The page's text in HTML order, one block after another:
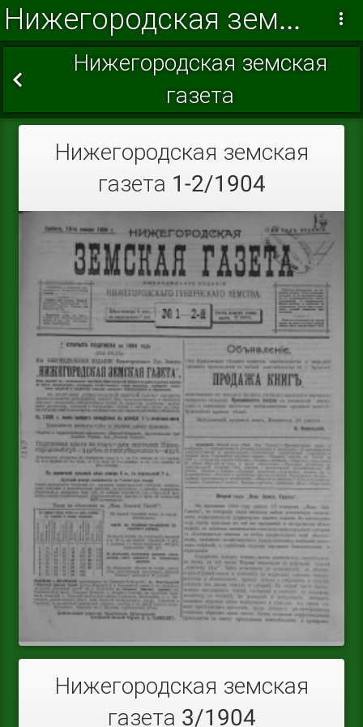
Нижегородская земская газета 1904
Нижегородская земская
газета
Нижегородская земская
газета 1-2/1904
Нижегородская земская
газета 3/1904